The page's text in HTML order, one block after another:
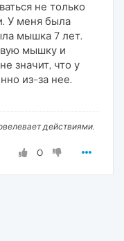
не только
У меня была
мышка 7 лет.
мышку и
значит, что у
из-за нее.
действиями.
0